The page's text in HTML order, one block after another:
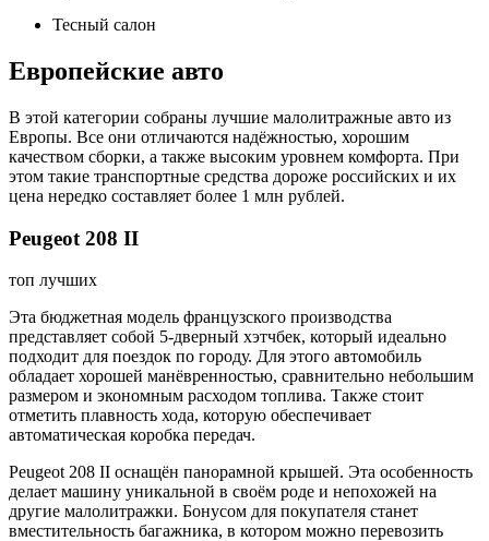
Тесный салон
Европейские авто
В этой категории собраны лучшие малолитражные авто из
Европы. Все они отличаются надёжностью, хорошим
качеством сборки, а также высоким уровнем комфорта. При
этом такие транспортные средства дороже российских и их
цена нередко составляет более 1 млн рублей.
Peugeot 208 II
топ лучших
Эта бюджетная модель французского производства
представляет собой 5-дверный хэтчбек, который идеально
подходит для поездок по городу. Для этого автомобиль
обладает хорошей манёвренностью, сравнительно небольшим
размером и экономным расходом топлива. Также стоит
отметить плавность хода, которую обеспечивает
автоматическая коробка передач.
Peugeot 208 II оснащён панорамной крышей. Эта особенность
делает машину уникальной в своём роде и непохожей на
другие малолитражки. Бонусом для покупателя станет
вместительность багажника, в котором можно перевозить